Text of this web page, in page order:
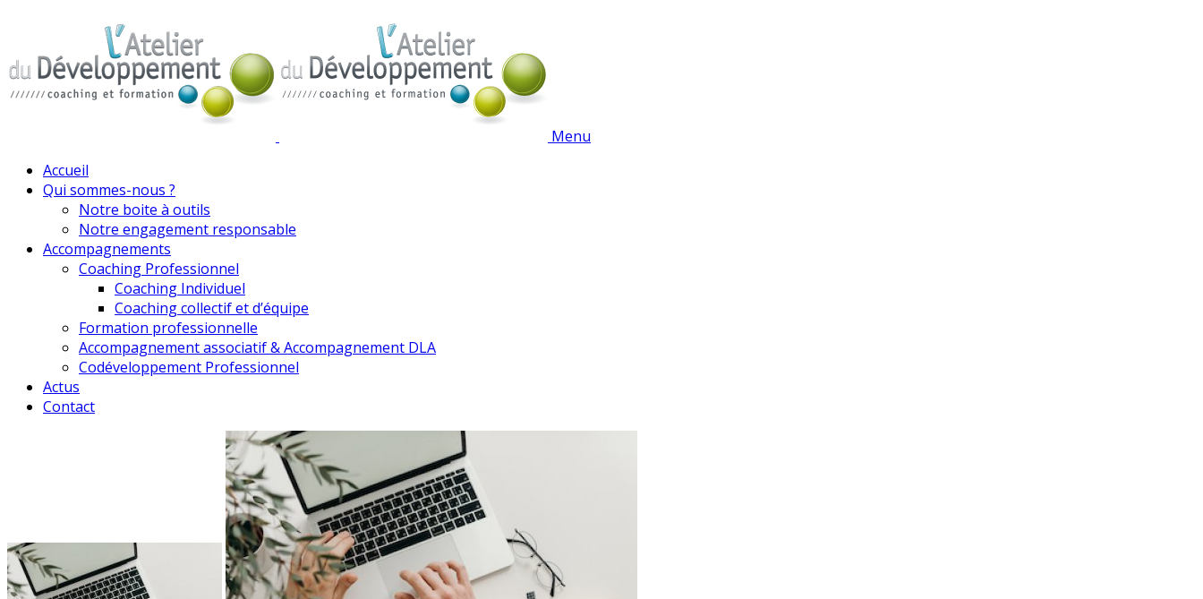
Menu
Accueil
Qui sommes-nous ?
Notre boite à outils
Notre engagement responsable
Accompagnements
Coaching Professionnel
Coaching Individuel
Coaching collectif et d’équipe
Formation professionnelle
Accompagnement associatif & Accompagnement DLA
Codéveloppement Professionnel
Actus
Contact